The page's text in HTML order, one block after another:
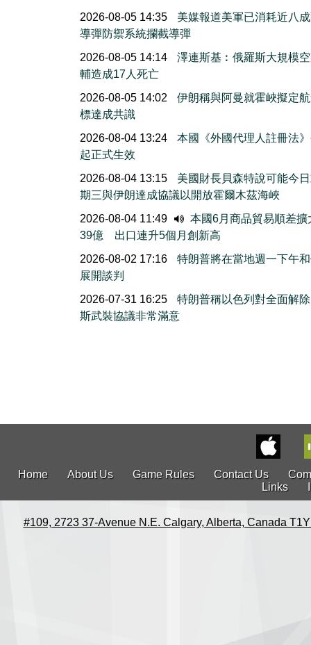
2026-08-05 14:35
美媒報道美軍已消耗近八
導彈防禦系統攔截導彈
2026-08-05 14:14
澤連斯基︰俄羅斯大規模
輔造成17人死亡
2026-08-05 14:02
伊朗稱與阿曼就霍峽擬定
標達成共識
2026-08-04 13:24
本國《外國代理人註冊法
起正式生效
2026-08-04 13:15
美國財長貝森特說可能今
期三與伊朗達成協議以開放霍爾木茲海峽
2026-08-04 11:49
本國6月商品貿易順差擴
39億 出口連升5個月創新高
2026-08-02 17:16
特朗普將在當地週一下午
展開談判
2026-07-31 16:25
特朗普稱以色列對全面解
斯武裝協議非常滿意
Home About Us Game Rules Contact Us
Links
#109, 2723 37-Avenue N.E. Calgary, Alberta, Canada